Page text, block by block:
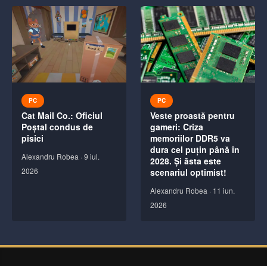
PC
Cat Mail Co.: Oficiul
Poștal condus de
pisici
Alexandru Robea ·9 iul.
2026
PC
Veste proastă pentru
gameri: Criza
memoriilor DDR5 va
dura cel puțin până în
2028. Și ăsta este
scenariul optimist!
Alexandru Robea · 11 iun.
2026